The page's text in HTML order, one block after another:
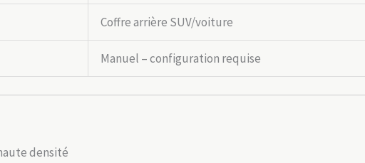
Coffre arrière SUV/voiture
Manuel – configuration requise
densité